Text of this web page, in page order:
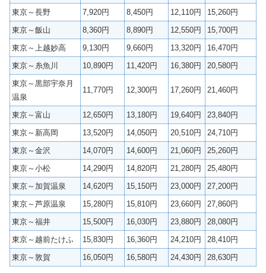
東京～長野
7,920円 8,450円 12,110円
15,260円
東京～飯山
8,360円 8,890円 12,550円
15,700円
東京～上越妙高
9,130円 9,660円 13,320円
16,470円
東京～糸魚川
10,890円 11,420円 16,380円
20,580円
東京～黒部宇奈月
温泉
11,770円 12,300円 17,260円 21,460円
東京～富山 12,650円 13,180円 19,640円
23,840円
東京～新高岡
13,520円 14,050円 20,510円
24,710円
東京～金沢
14,070円 14,600円 21,060円
25,260円
東京～小松
14,290円 14,820円 21,280円
25,480円
東京～加賀温泉
14,620円 15,150円 23,000円
27,200円
東京～芦原温泉
15,280円 15,810円 23,660円
27,860円
東京～福井
15,500円 16,030円 23,880円
28,080円
東京～越前たけふ
15,830円 16,360円 24,210円
28,410円
東京～敦賀
16,050円 16,580円 24,430円 28,630円